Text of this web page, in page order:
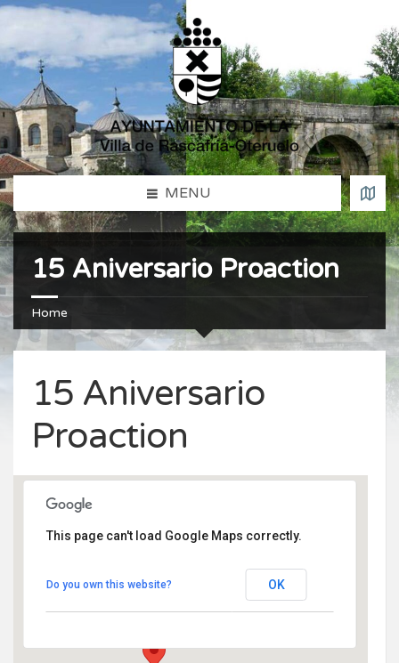
MENU
15 Aniversario Proaction
Home
15 Aniversario
Proaction
Plaza de la Villa nº1
Plaza de la Villa nº 1 - Rascafria
This page can't load Google Maps correctly.
Do you own this website? OK